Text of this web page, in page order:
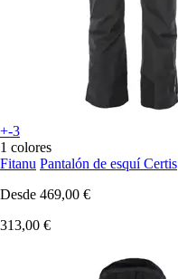
+-3
1 colores
Fitanu Pantalón de esquí Certis
Desde 469,00 €
313,00 €